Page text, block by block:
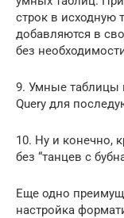
строк в исходную
добавляются в
без
9. Умные таблицы
Query для
10. Ну и конечно,
без “танцев с
Еще одно
настройка